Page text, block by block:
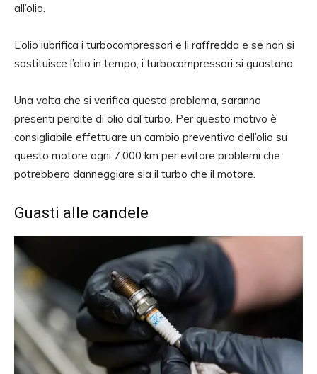
all’olio.
L’olio lubrifica i turbocompressori e li raffredda e se non si
sostituisce l’olio in tempo, i turbocompressori si guastano.
Una volta che si verifica questo problema, saranno
presenti perdite di olio dal turbo. Per questo motivo è
consigliabile effettuare un cambio preventivo dell’olio su
questo motore ogni 7.000 km per evitare problemi che
potrebbero danneggiare sia il turbo che il motore.
Guasti alle candele